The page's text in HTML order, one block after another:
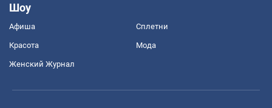
Шоу
Афиша Сплетни
Красота Мода
Женский Журнал